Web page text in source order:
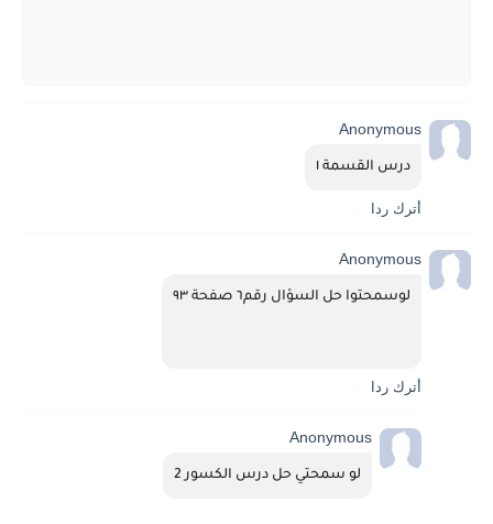
Anonymous
درس القسمة ١
أترك ردا
Anonymous
لوسمحتوا حل السؤال رقم٦ صفحة ٩٣
أترك ردا
Anonymous
لو سمحتي حل درس الكسور 2